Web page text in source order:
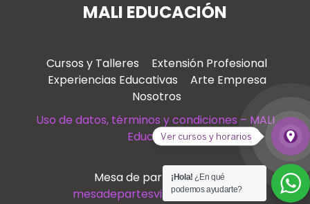
MALI EDUCACIÓN
Cursos y Talleres
Extensión Profesional
Experiencias Educativas
Arte Empresa
Nosotros
Uso de datos, términos y condiciones – MALI
Educación
Mesa de partes virtual
mesadepartesvirtual@mali.pe
¡Hola! ¿En qué
podemos ayudarte?
Ver
place
Ver cursos y horarios